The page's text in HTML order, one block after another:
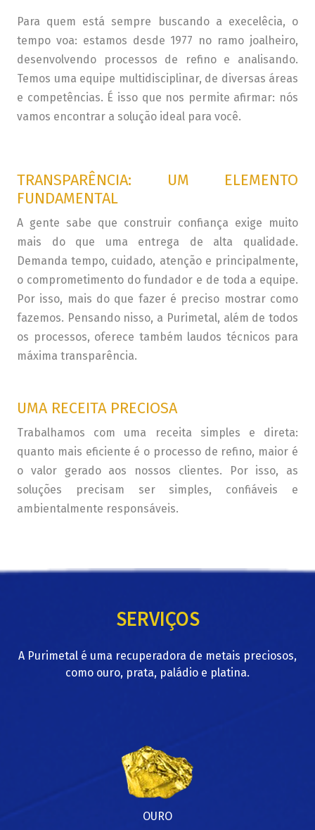
Para quem está sempre buscando a execelêcia, o
tempo voa: estamos desde 1977 no ramo joalheiro,
desenvolvendo processos de refino e analisando.
Temos uma equipe multidisciplinar, de diversas áreas
e competências. É isso que nos permite afirmar: nós
vamos encontrar a solução ideal para você.
TRANSPARÊNCIA: UM ELEMENTO
FUNDAMENTAL
A gente sabe que construir confiança exige muito
mais do que uma entrega de alta qualidade.
Demanda tempo, cuidado, atenção e principalmente,
o comprometimento do fundador e de toda a equipe.
Por isso, mais do que fazer é preciso mostrar como
fazemos. Pensando nisso, a Purimetal, além de todos
os processos, oferece também laudos técnicos para
máxima transparência.
UMA RECEITA PRECIOSA
Trabalhamos com uma receita simples e direta:
quanto mais eficiente é o processo de refino, maior é
o valor gerado aos nossos clientes. Por isso, as
soluções precisam ser simples, confiáveis e
ambientalmente responsáveis.
SERVIÇOS
A Purimetal é uma recuperadora de metais preciosos,
como ouro, prata, paládio e platina.
OURO